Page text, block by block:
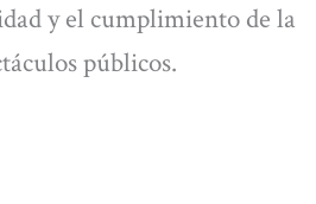
y el cumplimiento de la
públicos.